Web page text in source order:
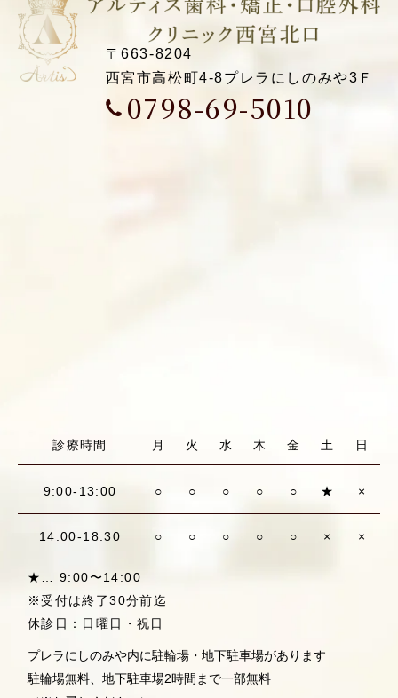
〒663-8204
西宮市高松町4-8プレラにしのみや3Ｆ
0798-69-5010
診療時間 月 火 水 木 金 土 日
9:00-13:00 ○ ○ ○ ○ ○ ★ ×
14:00-18:30 ○ ○ ○ ○ ○ × ×
★… 9:00〜14:00
※受付は終了30分前迄
休診日：日曜日・祝日
プレラにしのみや内に駐輪場・地下駐車場があります
駐輪場無料、地下駐車場2時間まで一部無料